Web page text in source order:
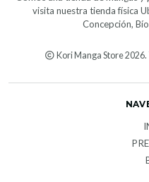
visita nuestra tienda física
Concepción,
Kori Manga Store